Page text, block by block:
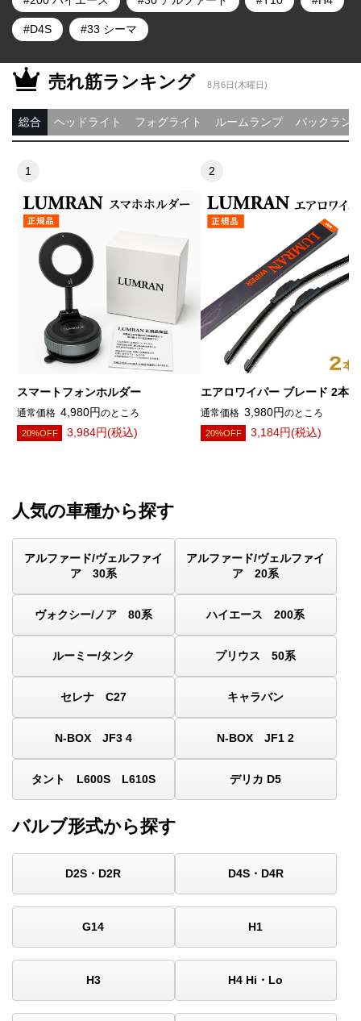
D4S 33 シーマ
売れ筋ランキング 8月6日(木曜日)
ヘッドライト フォグライト ルームランプ バックラン
総合
スマートフォンホルダー
通常価格 4,980円のところ
20%OFF 3,984円(税込)
エアロワイパー ブレード 2本
通常価格 3,980円のところ
20%OFF 3,184円(税込)
人気の車種から探す
アルファード/ヴェルファイ
ア 30系
アルファード/ヴェルファイ
ア 20系
ヴォクシー/ノア 80系 ハイエース 200系
ルーミー/タンク プリウス 50系
セレナ C27 キャラバン
N-BOX JF3 4 N-BOX JF1 2
タント L600S L610S デリカ D5
バルブ形式から探す
D2S・D2R D4S・D4R
G14 H1
H3 H4 Hi・Lo